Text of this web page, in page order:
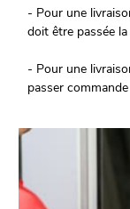
- Pour une
doit être passée
- Pour une
passer